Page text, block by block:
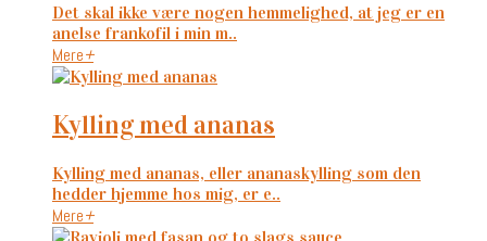
Det skal ikke være nogen hemmelighed, at jeg er en
anelse frankofil i min m..
Mere+
kylling med ananas
Kylling med ananas, eller ananaskylling som den
hedder hjemme hos mig, er e..
Mere+